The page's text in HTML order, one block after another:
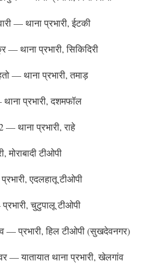
— थाना प्रभारी, ईटकी
थाना प्रभारी, सिकिदिरी
— थाना प्रभारी, तमाड़
प्रभारी, दशमफॉल
थाना प्रभारी, राहे
टीओपी
एदलहातू टीओपी
चुटुपालू टीओपी
— प्रभारी, हिल टीओपी (सुखदेवनगर)
— यातायात थाना प्रभारी, खेलगांव